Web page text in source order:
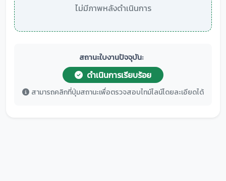
ไม่มีภาพหลังดำเนินการ
สถานะใบงานปัจจุบัน:
ดำเนินการเรียบร้อย
สามารถคลิกที่ปุ่มสถานะเพื่อตรวจสอบไทม์ไลน์โดยละเอียดได้